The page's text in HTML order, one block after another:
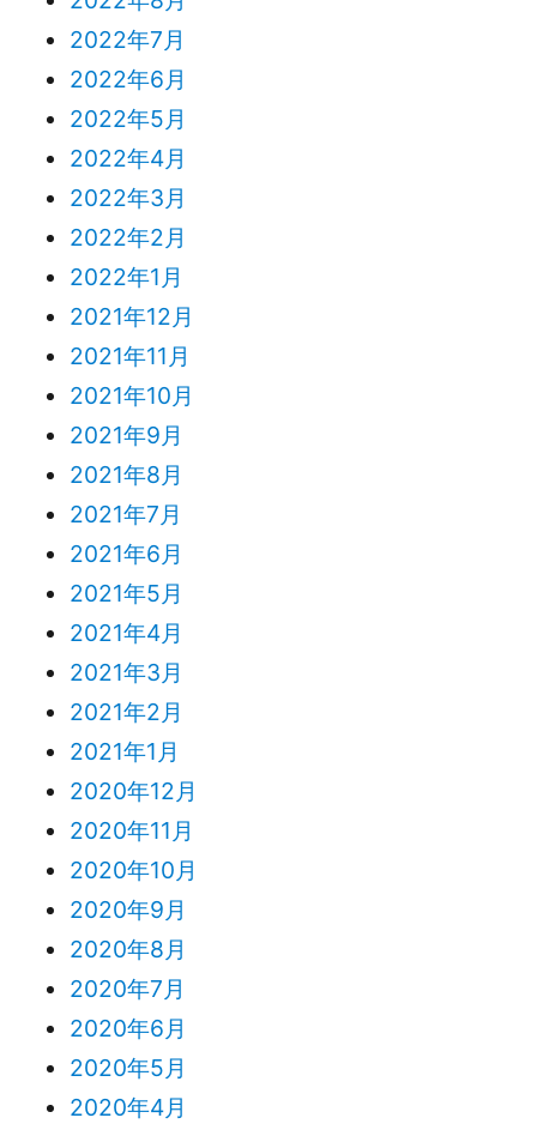
2022年7月
2022年6月
2022年5月
2022年4月
2022年3月
2022年2月
2022年1月
2021年12月
2021年11月
2021年10月
2021年9月
2021年8月
2021年7月
2021年6月
2021年5月
2021年4月
2021年3月
2021年2月
2021年1月
2020年12月
2020年11月
2020年10月
2020年9月
2020年8月
2020年7月
2020年6月
2020年5月
2020年4月